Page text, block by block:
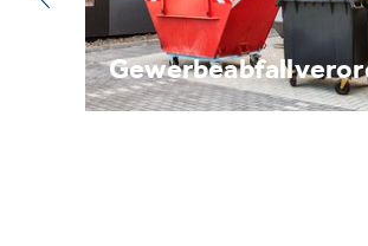
Metallrecycling